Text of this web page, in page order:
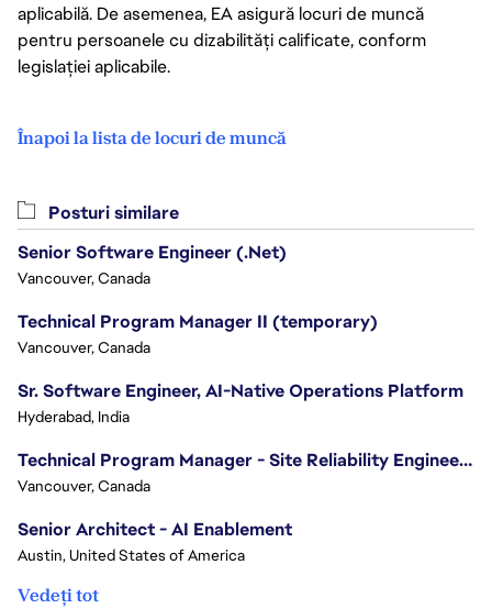
aplicabilă. De asemenea, EA asigură locuri de muncă
pentru persoanele cu dizabilități calificate, conform
legislației aplicabile.
Înapoi la lista de locuri de muncă
Posturi similare
Senior Software Engineer (.Net)
Vancouver, Canada
Technical Program Manager II (temporary)
Vancouver, Canada
Sr. Software Engineer, AI-Native Operations Platform
Hyderabad, India
Technical Program Manager - Site Reliability Engineering (SRE)
Vancouver, Canada
Senior Architect - AI Enablement
Austin, United States of America
Vedeți tot